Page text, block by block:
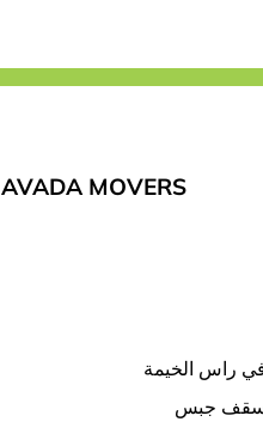
AVADA MOVERS
راس الخيمة